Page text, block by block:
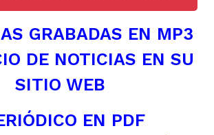
GRABADAS EN MP3
DE NOTICIAS EN SU
SITIO WEB
EN PDF